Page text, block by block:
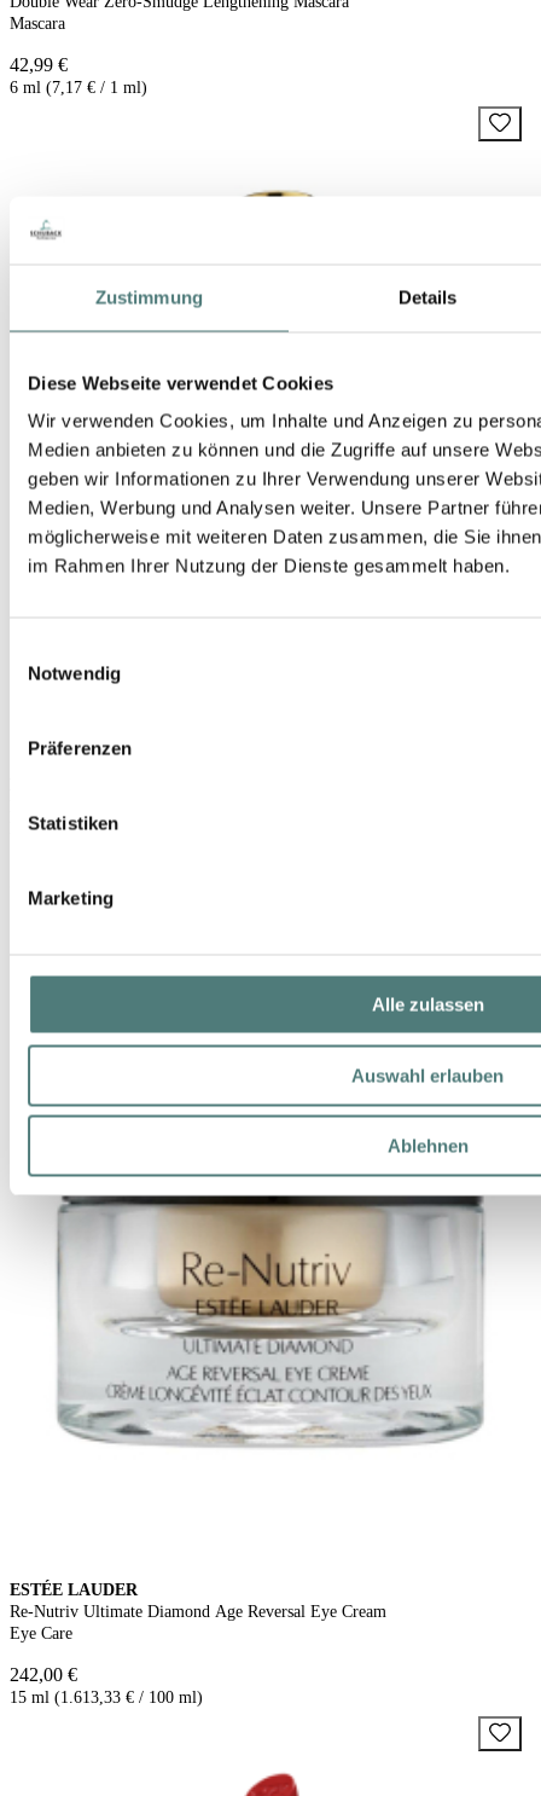
Zustimmung Details
Diese Webseite verwendet Cookies
Wir verwenden Cookies, um Inhalte und Anzeigen zu
Medien anbieten zu können und die Zugriffe auf unsere
geben wir Informationen zu Ihrer Verwendung unserer
Medien, Werbung und Analysen weiter. Unsere Partner
möglicherweise mit weiteren Daten zusammen, die Sie
im Rahmen Ihrer Nutzung der Dienste gesammelt haben.
Notwendig
Präferenzen
Statistiken
Marketing
Alle zulassen
Auswahl erlauben
Ablehnen
Mascara
42,99 €
6 ml (7,17 € / 1 ml)
EdP Spray
75 ml (198,67 € / 100 ml)
ESTÉE LAUDER
Re-Nutriv Ultimate Diamond Age Reversal Eye Cream
Eye Care
242,00 €
15 ml (1.613,33 € / 100 ml)